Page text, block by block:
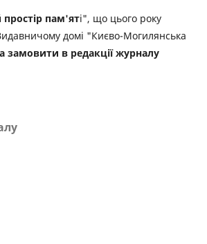
простір пам'яті", що цього року
домі "Києво-Могилянська
замовити в редакції журналу